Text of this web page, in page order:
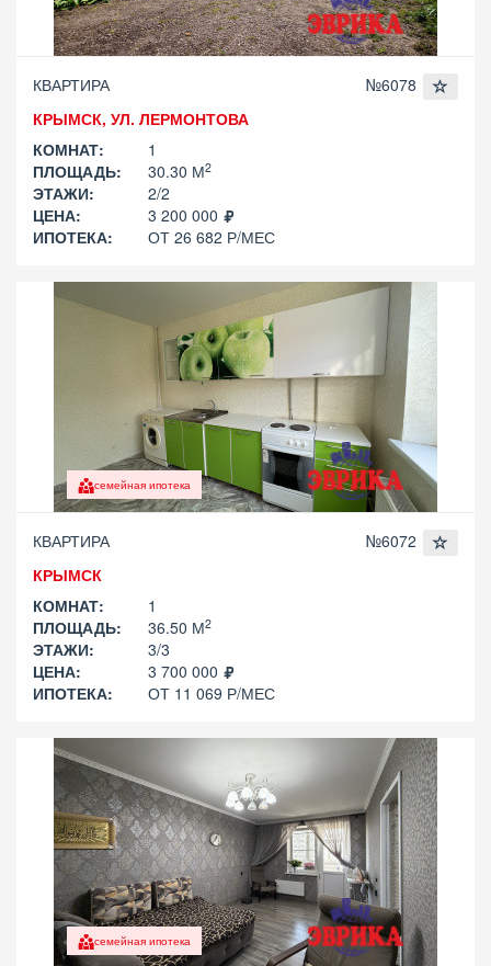
КВАРТИРА
№6078
КРЫМСК, УЛ. ЛЕРМОНТОВА
КОМНАТ:
1
ПЛОЩАДЬ:
30.30 М2
ЭТАЖИ:
2/2
ЦЕНА:
3 200 000
ИПОТЕКА:
ОТ 26 682 Р/МЕС
семейная ипотека
КВАРТИРА
№6072
КРЫМСК
КОМНАТ:
1
ПЛОЩАДЬ:
36.50 М2
ЭТАЖИ:
3/3
ЦЕНА:
3 700 000
ИПОТЕКА:
ОТ 11 069 Р/МЕС
семейная ипотека